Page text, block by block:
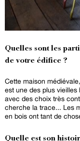
Quelles sont les
de votre édifice ?
Cette maison
est une des plus
avec des choix très
cherche la trace... Les
en bois ont tant de
Quelle est son